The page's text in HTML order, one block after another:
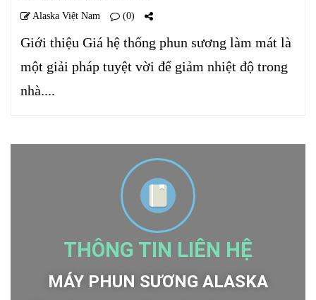
Alaska Việt Nam (0)
Giới thiệu Giá hệ thống phun sương làm mát là
một giải pháp tuyệt vời để giảm nhiệt độ trong
nhà....
THÔNG TIN LIÊN HỆ
MÁY PHUN SƯƠNG ALASKA